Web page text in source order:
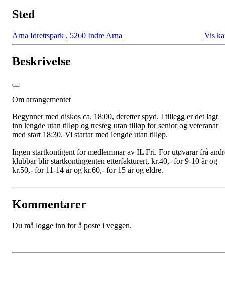
Sted
Arna Idrettspark , 5260 Indre Arna Vis
Beskrivelse
Om arrangementet
Begynner med diskos ca. 18:00, deretter spyd. I tillegg er det lagt
inn lengde utan tilløp og tresteg utan tilløp for senior og veteranar
med start 18:30. Vi startar med lengde utan tilløp.
Ingen startkontigent for medlemmar av IL Fri. For utøvarar frå
klubbar blir startkontingenten etterfakturert, kr.40,- for 9-10 år og
kr.50,- for 11-14 år og kr.60,- for 15 år og eldre.
Kommentarer
Du må logge inn for å poste i veggen.